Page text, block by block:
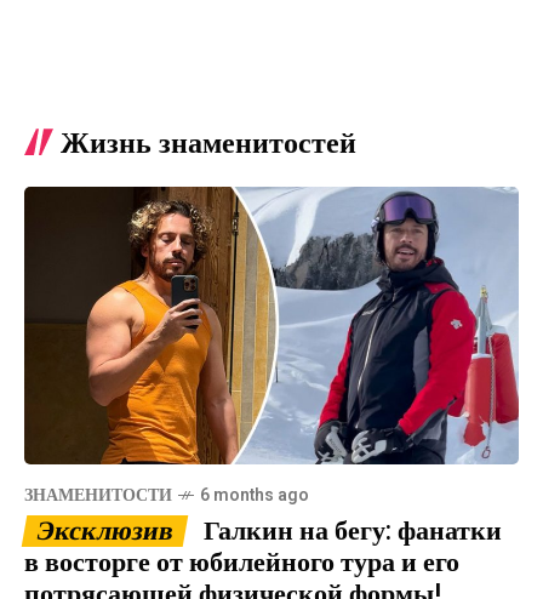
Жизнь знаменитостей
ЗНАМЕНИТОСТИ 6 months ago
Эксклюзив
Галкин на бегу: фанатки
в восторге от юбилейного тура и его